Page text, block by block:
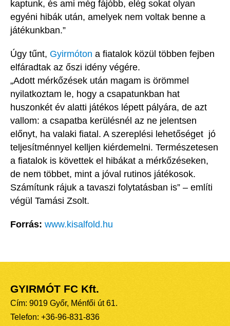
kaptunk, és ami még fájóbb, elég sokat olyan
egyéni hibák után, amelyek nem voltak benne a
játékunkban.”
Úgy tűnt, Gyirmóton a fiatalok közül többen fejben
elfáradtak az őszi idény végére.
„Adott mérkőzések után magam is örömmel
nyilatkoztam le, hogy a csapatunkban hat
huszonkét év alatti játékos lépett pályára, de azt
vallom: a csapatba kerülésnél az ne jelentsen
előnyt, ha valaki fiatal. A szereplési lehetőséget jó
teljesítménnyel kelljen kiérdemelni. Természetesen
a fiatalok is követtek el hibákat a mérkőzéseken,
de nem többet, mint a jóval rutinos játékosok.
Számítunk rájuk a tavaszi folytatásban is” – említi
végül Tamási Zsolt.
Forrás: www.kisalfold.hu
GYIRMÓT FC Kft.
Cím: 9019 Győr, Ménfői út 61.
Telefon: +36-96-831-836